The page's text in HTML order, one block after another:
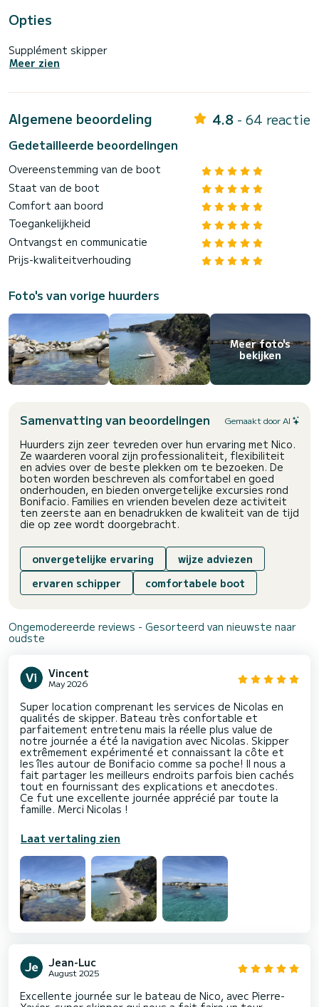
Opties
Supplément skipper
Meer zien
Algemene beoordeling 4.8 - 64 reactie
Gedetailleerde beoordelingen
Overeenstemming van de boot
Staat van de boot
Comfort aan boord
Toegankelijkheid
Ontvangst en communicatie
Prijs-kwaliteitverhouding
Foto's van vorige huurders
Meer foto's
bekijken
Samenvatting van beoordelingen Gemaakt door AI
Huurders zijn zeer tevreden over hun ervaring met Nico.
Ze waarderen vooral zijn professionaliteit, flexibiliteit
en advies over de beste plekken om te bezoeken. De
boten worden beschreven als comfortabel en goed
onderhouden, en bieden onvergetelijke excursies rond
Bonifacio. Families en vrienden bevelen deze activiteit
ten zeerste aan en benadrukken de kwaliteit van de tijd
die op zee wordt doorgebracht.
onvergetelijke ervaring
wijze adviezen
ervaren schipper
comfortabele boot
Ongemodereerde reviews - Gesorteerd van nieuwste naar
oudste
Vincent
May 2026
Super location comprenant les services de Nicolas en
qualités de skipper. Bateau très confortable et
parfaitement entretenu mais la réelle plus value de
notre journée a été la navigation avec Nicolas. Skipper
extrêmement expérimenté et connaissant la côte et
les îles autour de Bonifacio comme sa poche! Il nous a
fait partager les meilleurs endroits parfois bien cachés
tout en fournissant des explications et anecdotes.
Ce fut une excellente journée apprécié par toute la
famille. Merci Nicolas !
Laat vertaling zien
Jean-Luc
August 2025
Excellente journée sur le bateau de Nico, avec Pierre-